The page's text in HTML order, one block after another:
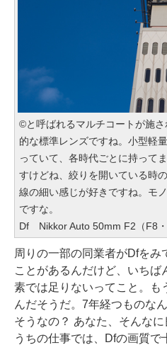
©️と呼ばれるマルチコートが施
的な標準レンズですね。小型軽
っていて、各時代ごとに持って
すけどね、絞りを開いている時
線の細い感じが好きですね。モ
ですな。
Df Nikkor Auto 50mm F2（F8
周りの一部の同業者がDfをみ
ことがあるんだけど、いち
素では足りないってこと。も
んだそうだ。7年経つものな
そうなの？ あなた、そんな
うちの仕事では、Dfの画質で